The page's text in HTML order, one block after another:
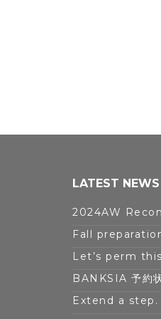
LATEST NEWS
2024AW
Fall
Let’s perm
BANKSIA 予約
Extend a step.